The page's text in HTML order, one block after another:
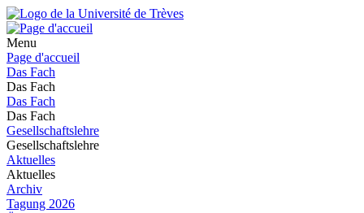
Menu
Page d'accueil
Das Fach
Das Fach
Das Fach
Das Fach
Gesellschaftslehre
Gesellschaftslehre
Aktuelles
Aktuelles
Archiv
Tagung 2026